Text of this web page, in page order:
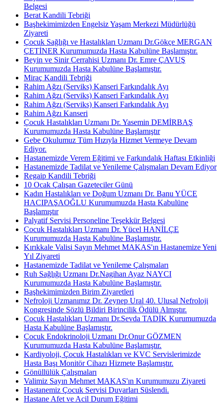
Belgesi
Berat Kandili Tebriği
Başhekimimizden Engelsiz Yaşam Merkezi Müdürlüğü
Ziyareti
Çocuk Sağlığı ve Hastalıkları Uzmanı Dr.Gökçe MERGAN
ÇETİNER Kurumumuzda Hasta Kabulüne Başlamıştır.
Beyin ve Sinir Cerrahisi Uzmanı Dr. Emre ÇAVUŞ
Kurumumuzda Hasta Kabulüne Başlamıştır.
Miraç Kandili Tebriği
Rahim Ağzı (Serviks) Kanseri Farkındalık Ayı
Rahim Ağzı (Serviks) Kanseri Farkındalık Ayı
Rahim Ağzı (Serviks) Kanseri Farkındalık Ayı
Rahim Ağzı Kanseri
Çocuk Hastalıkları Uzmanı Dr. Yasemin DEMİRBAŞ
Kurumumuzda Hasta Kabulüne Başlamıştır
Gebe Okulumuz Tüm Hızıyla Hizmet Vermeye Devam
Ediyor.
Hastanemizde Verem Eğitimi ve Farkındalık Haftası Etkinliği
Hastanemizde Tadilat ve Yenileme Çalışmaları Devam Ediyor
Regaip Kandili Tebriği
10 Ocak Çalışan Gazeteciler Günü
Kadın Hastalıkları ve Doğum Uzmanı Dr. Banu YÜCE
HACIPAŞAOĞLU Kurumumuzda Hasta Kabulüne
Başlamıştır
Palyatif Servisi Personeline Teşekkür Belgesi
Çocuk Hastalıkları Uzmanı Dr. Yücel HANİLÇE
Kurumumuzda Hasta Kabulüne Başlamıştır.
Kırıkkale Valisi Sayın Mehmet MAKAS'ın Hastanemize Yeni
Yıl Ziyareti
Hastanemizde Tadilat ve Yenileme Çalışmaları
Ruh Sağlığı Uzmanı Dr.Nagihan Ayaz NAYCI
Kurumumuzda Hasta Kabulüne Başlamıştır.
Başhekimimizden Birim Ziyaretleri
Nefroloji Uzmanımız Dr. Zeynep Ural 40. Ulusal Nefroloji
Kongresinde Sözlü Bildiri Birincilik Ödülü Almıştır.
Çocuk Hastalıkları Uzmanı Dr.Sevda TADİK Kurumumuzda
Hasta Kabulüne Başlamıştır.
Çocuk Endokrinoloji Uzmanı Dr.Onur GÖZMEN
Kurumumuzda Hasta Kabulüne Başlamıştır.
Kardiyoloji, Çocuk Hastalıkları ve KVC Servislerimizde
Hasta Başı Monitör Cihazı Hizmete Başlamıştır.
Gönüllülük Çalışmaları
Valimiz Sayın Mehmet MAKAS'ın Kurumumuzu Ziyareti
Hastanemiz Çocuk Servisi Duvarları Süslendi.
Hastane Afet ve Acil Durum Eğitimi